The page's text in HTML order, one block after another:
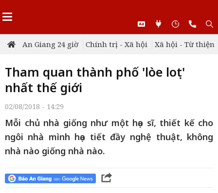
An Giang 24 giờ Chính trị - Xã hội Xã hội - Từ thiện
Tham quan thành phố 'lòe loẹt'
nhất thế giới
02/08/2018 - 14:29
Mỗi chủ nhà giống như một họa sĩ, thiết kế cho
ngôi nhà mình họa tiết đầy nghệ thuật, không
nhà nào giống nhà nào.